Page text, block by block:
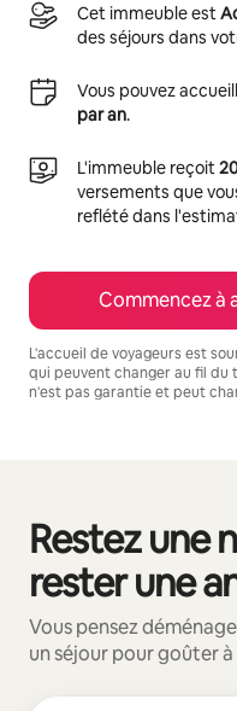
Cet immeuble est
des séjours dans
Vous pouvez
par an.
L'immeuble reçoit
versements que
reflété dans
Commencez à
L'accueil de voyageurs est
qui peuvent changer au fil du
n'est pas garantie et peut
Restez une
rester une
Vous pensez
un séjour pour goûter
0 article sur 0 est affiché.